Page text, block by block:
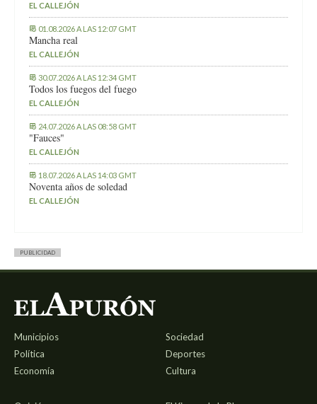
EL CALLEJÓN
01.08.2026 A LAS 12:07 GMT
Mancha real
EL CALLEJÓN
30.07.2026 A LAS 12:34 GMT
Todos los fuegos del fuego
EL CALLEJÓN
24.07.2026 A LAS 08:58 GMT
"Fauces"
EL CALLEJÓN
18.07.2026 A LAS 14:03 GMT
Noventa años de soledad
EL CALLEJÓN
PUBLICIDAD
Municipios
Política
Economía
Sociedad
Deportes
Cultura